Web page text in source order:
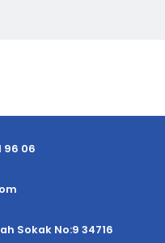
96 06
Sokak No:9 34716